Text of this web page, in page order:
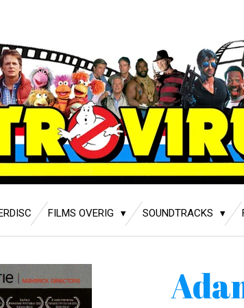
FILMS OVERIG SOUNDTRACKS